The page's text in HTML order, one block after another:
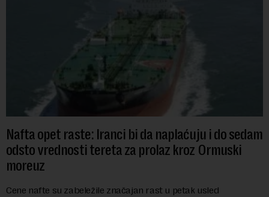
Nafta opet raste: Iranci bi da naplaćuju i do sedam
odsto vrednosti tereta za prolaz kroz Ormuski
moreuz
Cene nafte su zabeležile značajan rast u petak usled